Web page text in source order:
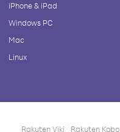
iPhone & iPad
Windows PC
Mac
Linux
Rakuten Viki Rakuten Kobo